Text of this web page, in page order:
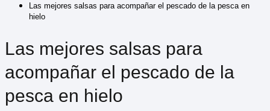
Las mejores salsas para acompañar el pescado de la pesca en
hielo
Las mejores salsas para
acompañar el pescado de la
pesca en hielo